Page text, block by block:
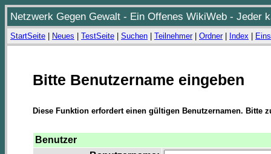
Netzwerk Gegen Gewalt - Ein Offenes WikiWeb - Jeder
StartSeite Neues TestSeite Suchen Teilnehmer| Ordner| Index
Bitte Benutzername eingeben
Diese Funktion erfordert einen gültigen Benutzernamen. Bitte
Benutzer